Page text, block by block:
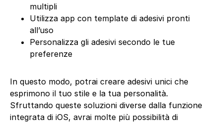
multipli
Utilizza app con template di adesivi pronti
all’uso
Personalizza gli adesivi secondo le tue
preferenze
In questo modo, potrai creare adesivi unici che
esprimono il tuo stile e la tua personalità.
Sfruttando queste soluzioni diverse dalla funzione
integrata di iOS, avrai molte più possibilità di